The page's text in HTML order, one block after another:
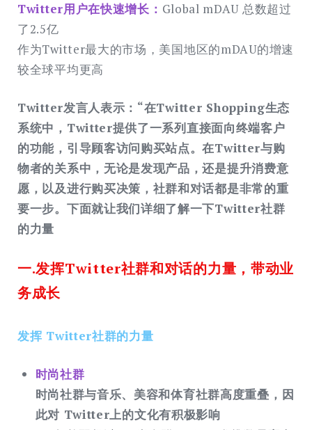
Twitter用户在快速增长： Global mDAU 总数超过
了2.5亿
作为Twitter最大的市场，美国地区的mDAU的增速
较全球平均更高
Twitter发言人表示：“在Twitter Shopping生态
系统中，Twitter提供了一系列直接面向终端客户
的功能，引导顾客访问购买站点。在Twitter与购
物者的关系中，无论是发现产品，还是提升消费意
愿，以及进行购买决策，社群和对话都是非常的重
要一步。下面就让我们详细了解一下Twitter社群
的力量
一.发挥Twitter社群和对话的⼒量，带动业
务成⻓
发挥 Twitter社群的力量
时尚社群
时尚社群与⾳乐、美容和体育社群⾼度重叠，因
此对 Twitter上的⽂化有积极影响